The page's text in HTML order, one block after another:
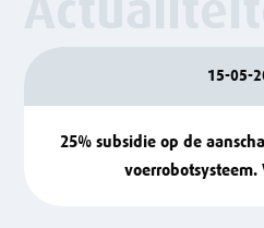
15-05-
25% subsidie op de
voerrobotsysteem.